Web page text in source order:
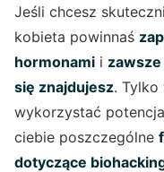
Jeśli chcesz
kobieta powinnaś
hormonami i
się znajdujesz. Tylko
wykorzystać
ciebie poszczególne
dotyczące